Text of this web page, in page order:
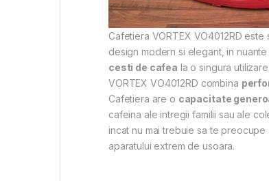
Cafetiera VORTEX VO4012RD
design modern si elegant, in
cesti de cafea la o singura
VORTEX VO4012RD combina
Cafetiera are o capacitate
cafeina ale intregii familii sau ale
incat nu mai trebuie sa te
aparatului extrem de usoara.